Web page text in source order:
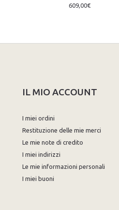
609,00€
IL MIO ACCOUNT
I miei ordini
Restituzione delle mie merci
Le mie note di credito
I miei indirizzi
Le mie informazioni personali
I miei buoni